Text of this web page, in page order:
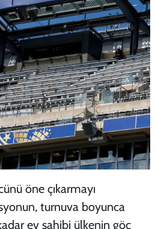
öne çıkarmayı
turnuva boyunca
ev sahibi ülkenin göç